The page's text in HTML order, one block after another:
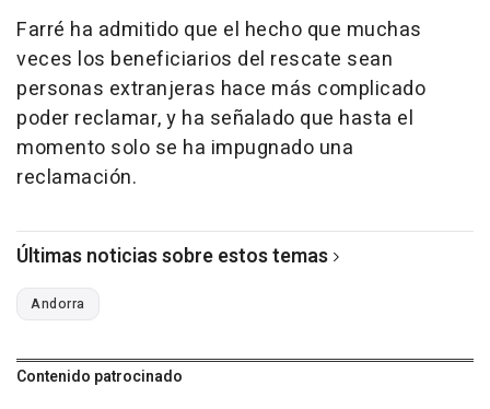
Farré ha admitido que el hecho que muchas
veces los beneficiarios del rescate sean
personas extranjeras hace más complicado
poder reclamar, y ha señalado que hasta el
momento solo se ha impugnado una
reclamación.
Últimas noticias sobre estos temas
Andorra
Contenido patrocinado